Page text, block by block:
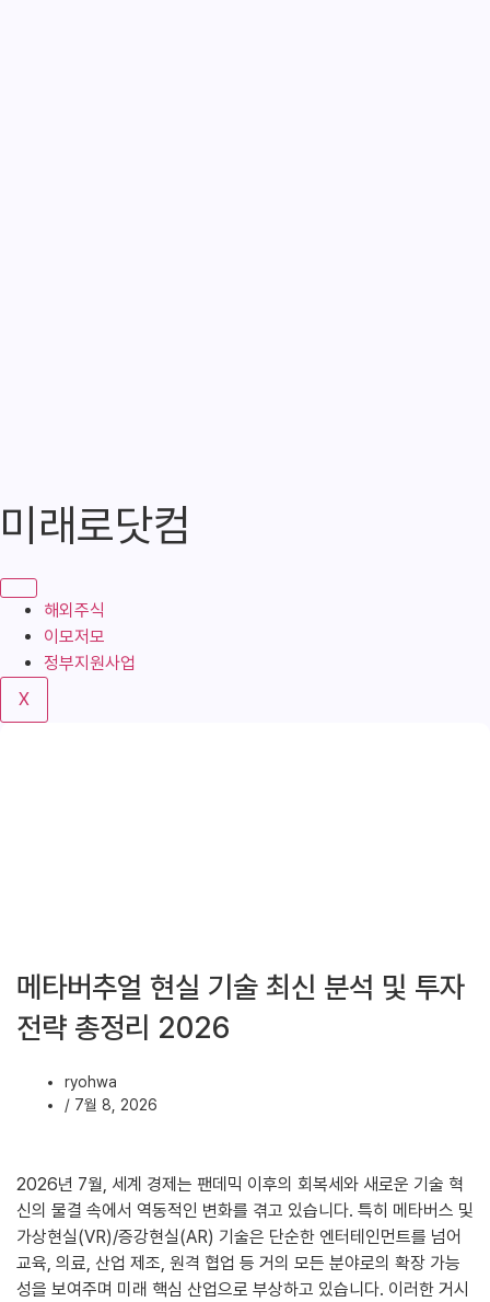
텐
로
기
미래로닷컴
해외주식
이모저모
정부지원사업
X
메타버추얼 현실 기술 최신 분석 및 투자
전략 총정리 2026
ryohwa
/ 7월 8, 2026
2026년 7월, 세계 경제는 팬데믹 이후의 회복세와 새로운 기술 혁
신의 물결 속에서 역동적인 변화를 겪고 있습니다. 특히 메타버스 및
가상현실(VR)/증강현실(AR) 기술은 단순한 엔터테인먼트를 넘어
교육, 의료, 산업 제조, 원격 협업 등 거의 모든 분야로의 확장 가능
성을 보여주며 미래 핵심 산업으로 부상하고 있습니다. 이러한 거시